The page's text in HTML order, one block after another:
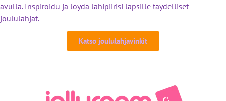
avulla. Inspiroidu ja löydä lähipiirisi lapsille täydelliset
joululahjat.
Katso joululahjavinkit